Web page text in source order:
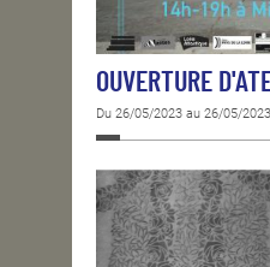
OUVERTURE
Du 26/05/2023 au 26/05/2023